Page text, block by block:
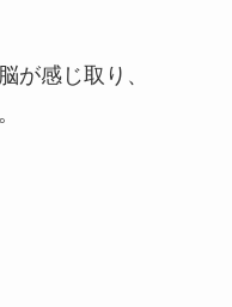
が感じ取り、